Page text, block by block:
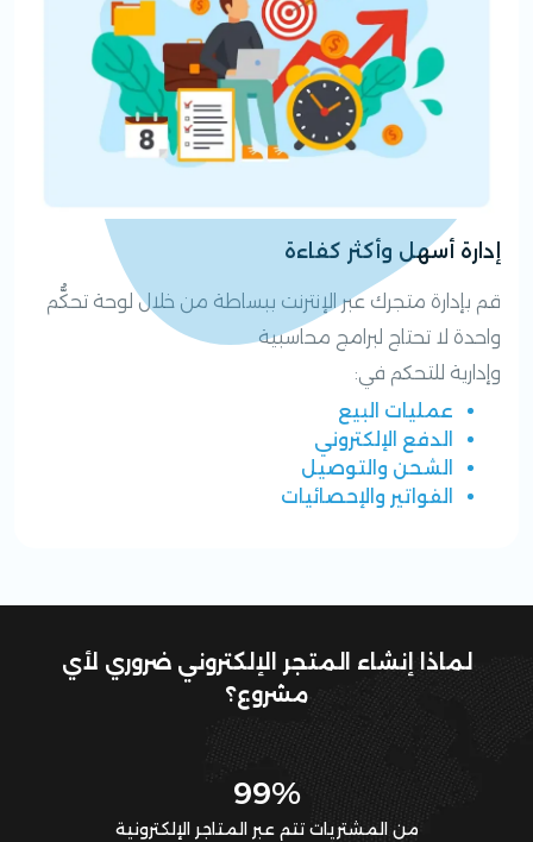
إدارة أسهل وأكثر كفاءة
قم بإدارة متجرك عبر الإنترنت ببساطة من خلال لوحة تحكُّم
واحدة لا تحتاج لبرامج محاسبية
وإدارية للتحكم في:
عمليات البيع
الدفع الإلكتروني
الشحن والتوصيل
الفواتير والإحصائيات
لماذا إنشاء المتجر الإلكتروني ضروري لأي
مشروع؟
99%
من المشتريات تتم عبر المتاجر الإلكترونية